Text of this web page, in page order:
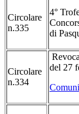
Circolare
n.335
4°
di
Circolare
n.334
del 27